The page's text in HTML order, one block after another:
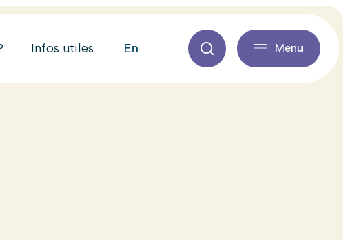
Infos utiles en Menu